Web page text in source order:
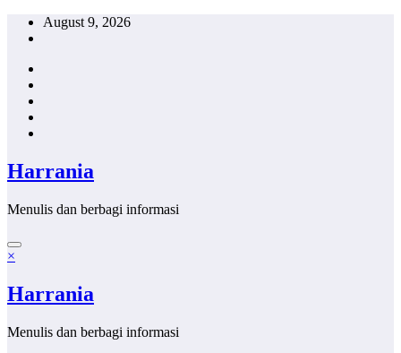
Skip
August 9, 2026
Harrania
Menulis dan berbagi informasi
×
Harrania
Menulis dan berbagi informasi